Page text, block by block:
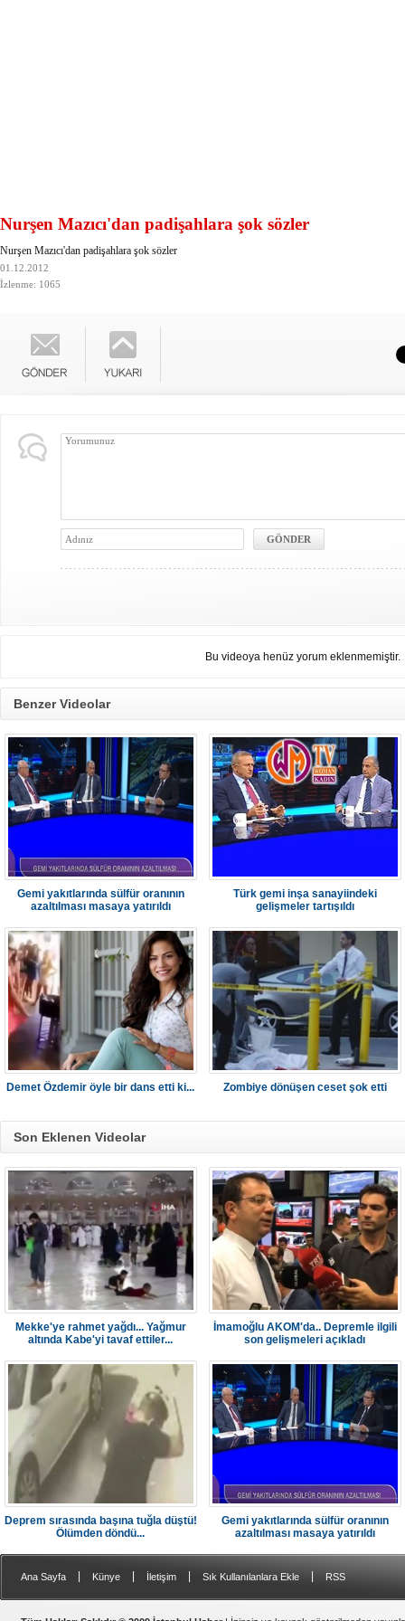
Nurşen Mazıcı'dan padişahlara şok sözler
Nurşen Mazıcı'dan padişahlara şok sözler
01.12.2012
İzlenme: 1065
Bu videoya henüz yorum eklenmemiştir.
Benzer Videolar
Gemi yakıtlarında sülfür oranının
azaltılması masaya yatırıldı
Türk gemi inşa sanayiindeki
gelişmeler tartışıldı
Demet Özdemir öyle bir dans etti ki... Zombiye dönüşen ceset şok etti
Son Eklenen Videolar
Mekke'ye rahmet yağdı... Yağmur
altında Kabe'yi tavaf ettiler...
İmamoğlu AKOM'da.. Depremle ilgili
son gelişmeleri açıkladı
Deprem sırasında başına tuğla düştü!
Ölümden döndü...
Gemi yakıtlarında sülfür oranının
azaltılması masaya yatırıldı
Ana Sayfa Künye İletişim Sık Kullanılanlara Ekle RSS